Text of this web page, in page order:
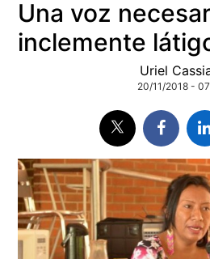
Una voz
inclemente
Uriel
20/11/2018 -